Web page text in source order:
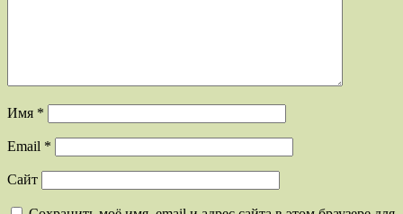
Имя *
Email *
Сайт